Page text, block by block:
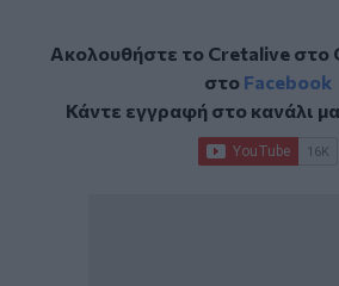
Ακολουθήστε το Cretalive στο
στο Facebook
Κάντε εγγραφή στο κανάλι